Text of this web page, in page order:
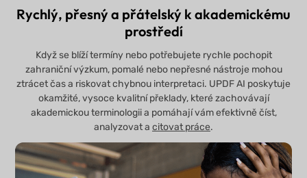
Rychlý, přesný a přátelský k akademickému
prostředí
Když se blíží termíny nebo potřebujete rychle pochopit
zahraniční výzkum, pomalé nebo nepřesné nástroje mohou
ztrácet čas a riskovat chybnou interpretaci. UPDF AI poskytuje
okamžité, vysoce kvalitní překlady, které zachovávají
akademickou terminologii a pomáhají vám efektivně číst,
analyzovat a citovat práce.